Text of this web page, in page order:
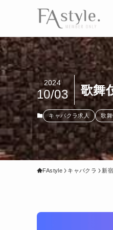
歌舞
2024
10/03
キャバクラ求人 歌
FAstyle キャバクラ 新